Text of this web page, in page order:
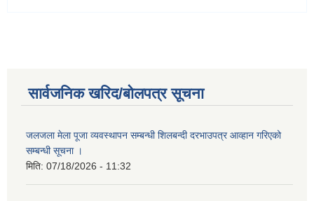
सार्वजनिक खरिद/बोलपत्र सूचना
जलजला मेला पूजा व्यवस्थापन सम्बन्धी शिलबन्दी दरभाउपत्र आव्हान गरिएको
सम्बन्धी सूचना ।
मिति: 07/18/2026 - 11:32